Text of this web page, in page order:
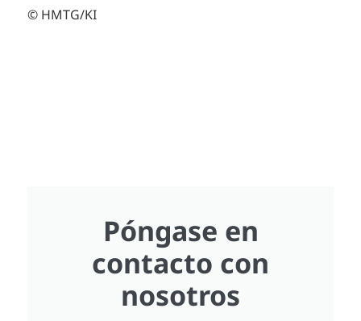
© HMTG/KI
Póngase en
contacto con
nosotros